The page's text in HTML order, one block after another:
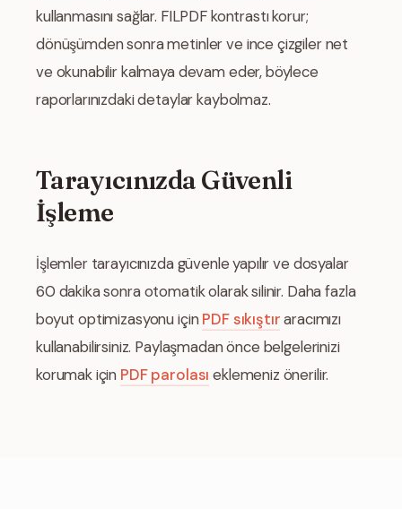
kullanmasını sağlar. FILPDF kontrastı korur;
dönüşümden sonra metinler ve ince çizgiler net
ve okunabilir kalmaya devam eder, böylece
raporlarınızdaki detaylar kaybolmaz.
Tarayıcınızda Güvenli
İşleme
İşlemler tarayıcınızda güvenle yapılır ve dosyalar
60 dakika sonra otomatik olarak silinir. Daha fazla
boyut optimizasyonu içinPDF sıkıştıraracımızı
kullanabilirsiniz. Paylaşmadan önce belgelerinizi
korumak için PDF parolası eklemeniz önerilir.